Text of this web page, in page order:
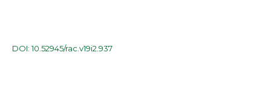
DOI: 10.52945/rac.v19i2.937